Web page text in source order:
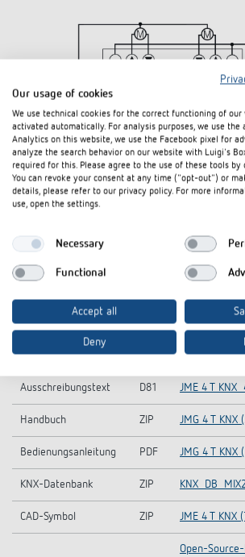
Downloads
Ausschreibungstext DOC JME 4 T KNX
Ausschreibungstext D81 JME 4 T
Handbuch ZIP JMG 4 T KNX
Bedienungsanleitung PDF JMG 4 T KNX
KNX-Datenbank ZIP
CAD-Symbol ZIP JME 4 T KNX
Open-
Our usage of cookies
We use technical cookies for the correct functioning of our
activated automatically. For analysis purposes, we use the
Analytics on this website, we use the Facebook pixel for
analyze the search behavior on our website with Luigi's
required for this. Please agree to the use of these tools by
You can revoke your consent at any time ("opt-out") or
details, please refer to our privacy policy. For more
use, open the settings.
Necessary
Functional
Accept all
Deny